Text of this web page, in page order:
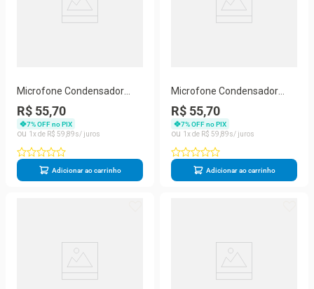
Microfone Condensador
Knup Kp-917 de Mesa Com
Tripé e cabo P2
R$ 55,70
7% OFF no PIX
1
R$ 59 89
Adicionar ao carrinho
Microfone Condensador
Profissional Estúdio De
Gravação Com Tripe - P2
R$ 55,70
7% OFF no PIX
1
R$ 59 89
Adicionar ao carrinho